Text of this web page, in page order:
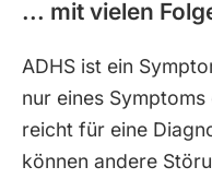
... mit vielen
ADHS ist ein
nur eines
reicht für eine
können andere